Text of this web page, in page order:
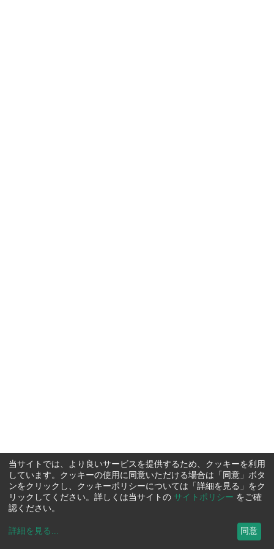
当サイトでは、より良いサービスを提供するため、クッキーを利用
しています。クッキーの使用に同意いただける場合は「同意」ボタ
ンをクリックし、クッキーポリシーについては「詳細を見る」をク
リックしてください。詳しくは当サイトの サイトポリシー をご確
認ください。
詳細を見る ... 同意